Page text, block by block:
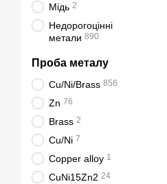
Мідь 2
Недорогоцінні
метали 890
Проба металу
Cu/Ni/Brass 856
Zn 76
Brass 2
Cu/Ni 7
Copper alloy 1
СuNi15Zn2 24